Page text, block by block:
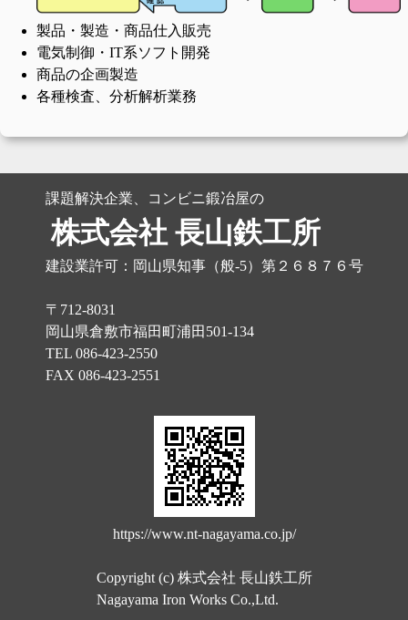
製品・製造・商品仕入販売
電気制御・IT系ソフト開発
商品の企画製造
各種検査、分析解析業務
課題解決企業、コンビニ鍛冶屋の
株式会社 長山鉄工所
建設業許可：岡山県知事（般-5）第２６８７６号
〒712-8031
岡山県倉敷市福田町浦田501-134
TEL 086-423-2550
FAX 086-423-2551
https://www.nt-nagayama.co.jp/
Copyright (c) 株式会社 長山鉄工所
Nagayama Iron Works Co.,Ltd.